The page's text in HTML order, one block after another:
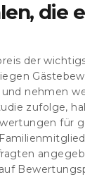
die
der
nehmen
zufolge,
für